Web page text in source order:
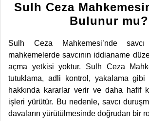
Sulh Ceza
Bulunur mu?
Sulh Ceza Mahkemesi’nde
mahkemelerde savcının iddianame
açma yetkisi yoktur. Sulh Ceza
tutuklama, adli kontrol, yakalama gibi
hakkında kararlar verir ve daha hafif
işleri yürütür. Bu nedenle, savcı
davaların yürütülmesinde doğrudan bir